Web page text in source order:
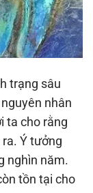
trạng sâu
nhân
ta cho rằng
Ý tưởng
nghìn năm.
tồn tại cho